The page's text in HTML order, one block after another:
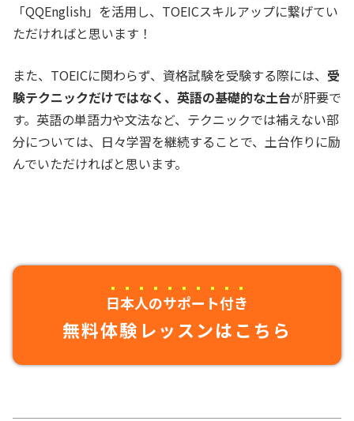
「QQEnglish」を活用し、TOEICスキルアップに繋げてい
ただければと思います！
また、TOEICに関わらず、資格試験を受験する際には、 受
験テクニックだけではなく、英語の基礎的な土台が肝要で
す。英語の単語力や文法など、テクニックでは補えない部
分については、日々学習を継続することで、土台作りに励
んでいただければと思います。
日本人のサポート付き
無料体験レッスンはこちら